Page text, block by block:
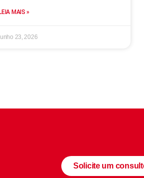
LEIA MAIS »
23, 2026
Solicite um